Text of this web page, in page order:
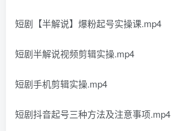
短剧【半解说】爆粉起号实操课.mp4
短剧半解说视频剪辑实操.mp4
短剧手机剪辑实操.mp4
短剧抖音起号三种方法及注意事项.mp4